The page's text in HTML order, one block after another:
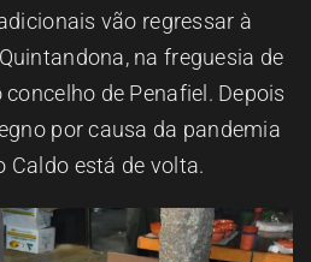
CONTACTOS
vão regressar à
na freguesia de
de Penafiel. Depois
por causa da pandemia
Caldo está de volta.